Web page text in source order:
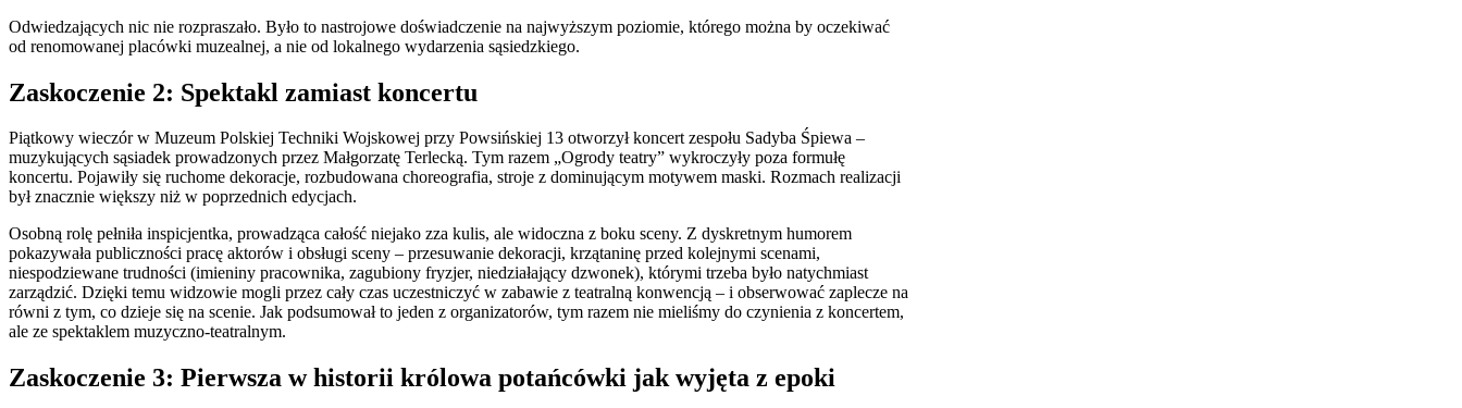
Odwiedzających nic nie rozpraszało. Było to nastrojowe doświadczenie na najwyższym poziomie, którego można by oczekiwać
od renomowanej placówki muzealnej, a nie od lokalnego wydarzenia sąsiedzkiego.
Zaskoczenie 2: Spektakl zamiast koncertu
Piątkowy wieczór w Muzeum Polskiej Techniki Wojskowej przy Powsińskiej 13 otworzył koncert zespołu Sadyba Śpiewa –
muzykujących sąsiadek prowadzonych przez Małgorzatę Terlecką. Tym razem „Ogrody teatry” wykroczyły poza formułę
koncertu. Pojawiły się ruchome dekoracje, rozbudowana choreografia, stroje z dominującym motywem maski. Rozmach realizacji
był znacznie większy niż w poprzednich edycjach.
Osobną rolę pełniła inspicjentka, prowadząca całość niejako zza kulis, ale widoczna z boku sceny. Z dyskretnym humorem
pokazywała publiczności pracę aktorów i obsługi sceny – przesuwanie dekoracji, krzątaninę przed kolejnymi scenami,
niespodziewane trudności (imieniny pracownika, zagubiony fryzjer, niedziałający dzwonek), którymi trzeba było natychmiast
zarządzić. Dzięki temu widzowie mogli przez cały czas uczestniczyć w zabawie z teatralną konwencją – i obserwować zaplecze na
równi z tym, co dzieje się na scenie. Jak podsumował to jeden z organizatorów, tym razem nie mieliśmy do czynienia z koncertem,
ale ze spektaklem muzyczno-teatralnym.
Zaskoczenie 3: Pierwsza w historii królowa potańcówki jak wyjęta z epoki